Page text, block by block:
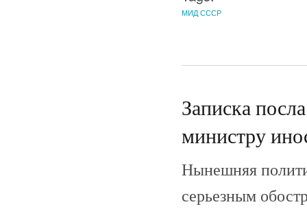
МИД СССР
Записка
министру
Нынешняя
серьезным